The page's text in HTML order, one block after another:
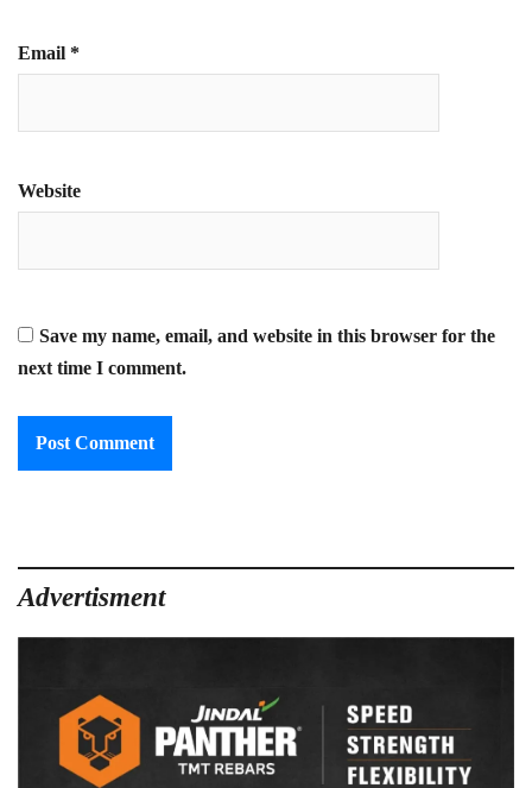
Email *
Website
Save my name, email, and website in this browser for the
next time I comment.
Advertisment